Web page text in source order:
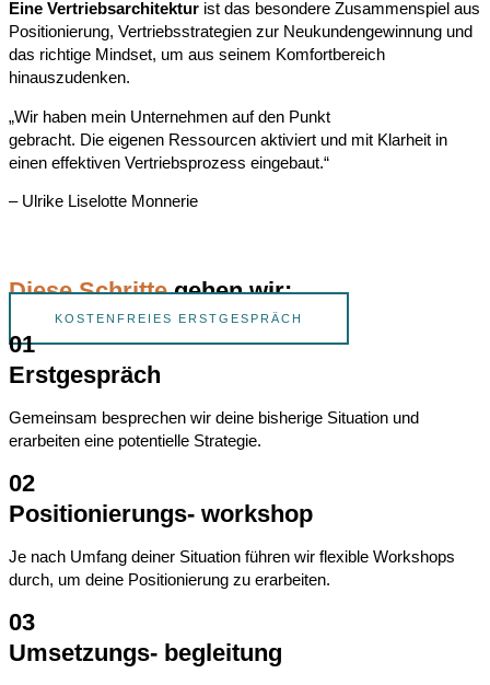
Eine Vertriebsarchitektur ist das besondere Zusammenspiel aus
Positionierung, Vertriebsstrategien zur Neukundengewinnung und
das richtige Mindset, um aus seinem Komfortbereich
hinauszudenken.
„Wir haben mein Unternehmen auf den Punkt
gebracht. Die eigenen Ressourcen aktiviert und mit Klarheit in
einen effektiven Vertriebsprozess eingebaut.“
– Ulrike Liselotte Monnerie
Diese Schrittegehen wir:
KOSTENFREIES ERSTGESPRÄCH
01
Erstgespräch
Gemeinsam besprechen wir deine bisherige Situation und
erarbeiten eine potentielle Strategie.
02
Positionierungs- workshop
Je nach Umfang deiner Situation führen wir flexible Workshops
durch, um deine Positionierung zu erarbeiten.
03
Umsetzungs- begleitung